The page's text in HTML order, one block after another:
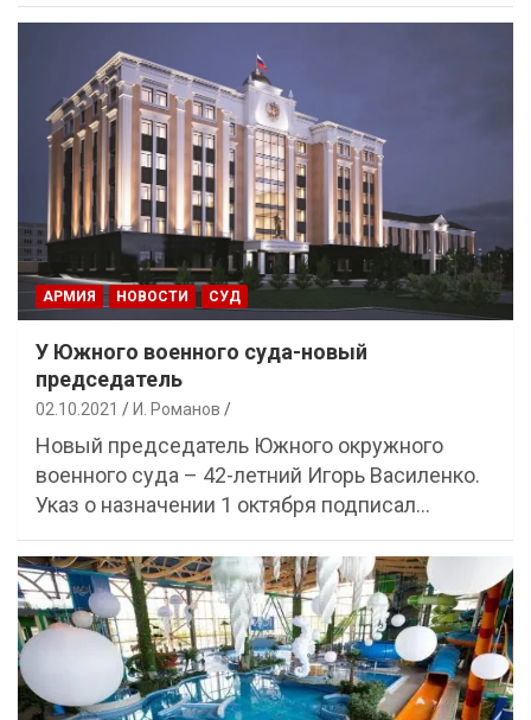
АРМИЯ НОВОСТИ СУД
У Южного военного суда-новый
председатель
02.10.2021 И. Романов
Новый председатель Южного окружного
военного суда – 42-летний Игорь Василенко.
Указ о назначении 1 октября подписал…